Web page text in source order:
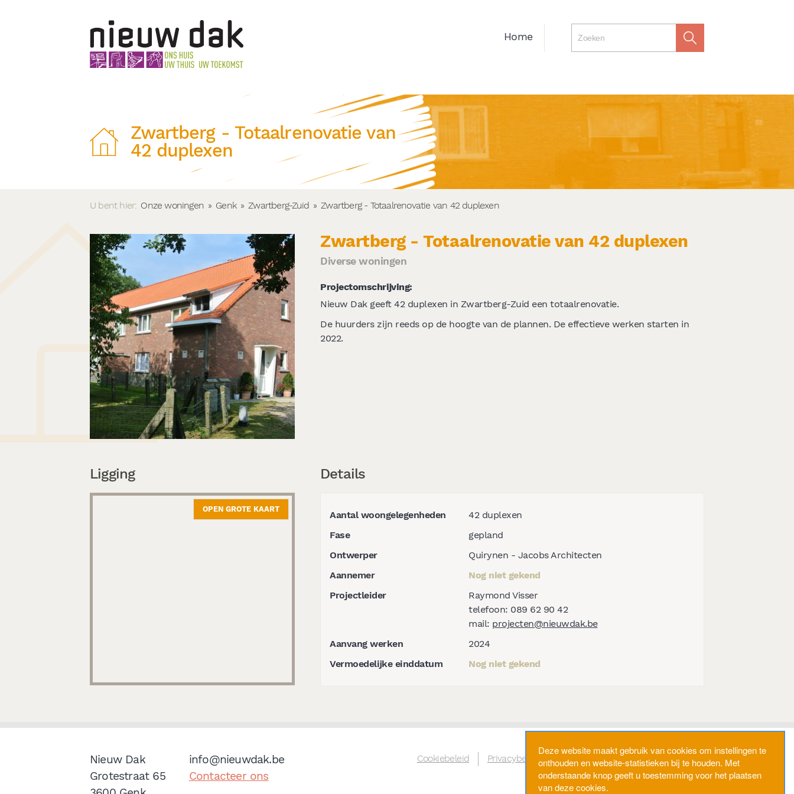
Home
Zwartberg - Totaalrenovatie van
42 duplexen
U bent hier: Onze woningen » Genk » Zwartberg-Zuid » Zwartberg - Totaalrenovatie van 42 duplexen
Zwartberg - Totaalrenovatie van 42 duplexen
Diverse woningen
Projectomschrijving:
Nieuw Dak geeft 42 duplexen in Zwartberg-Zuid een totaalrenovatie.
De huurders zijn reeds op de hoogte van de plannen. De effectieve werken starten in
2022.
Details
Aantal woongelegenheden
42 duplexen
Fase
gepland
Ontwerper
Quirynen - Jacobs Architecten
Aannemer
Nog niet gekend
Projectleider
Raymond Visser
telefoon: 089 62 90 42
mail: projecten@nieuwdak.be
Aanvang werken
2024
Vermoedelijke einddatum
Nog niet gekend
Ligging
OPEN GROTE KAART
Nieuw Dak
Grotestraat 65
info@nieuwdak.be
Contacteer ons
Cookiebeleid Privacybeleid Disclaimer Webtoegankelijkheid
website doorBrainlane
Deze website maakt gebruik van cookies om instellingen te
onthouden en website-statistieken bij te houden. Met
onderstaande knop geeft u toestemming voor het plaatsen
van deze cookies.